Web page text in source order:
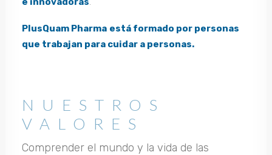
PlusQuam Pharma está formado por personas
que trabajan para cuidar a personas.
NUESTROS
VALORES
Comprender el mundo y la vida de las